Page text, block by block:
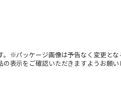
※パッケージ画像は予告なく変更と
表示をご確認いただきますようお願い